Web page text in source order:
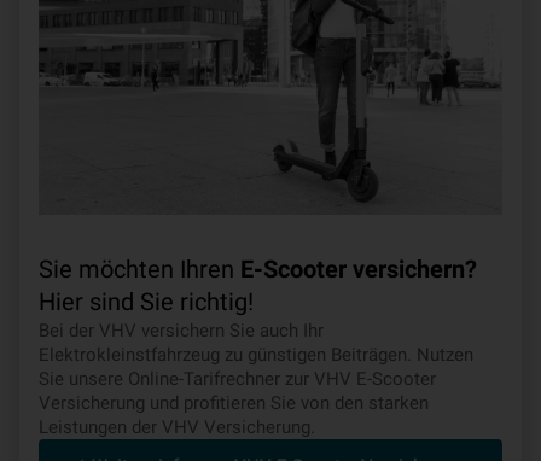
Sie möchten Ihren E-Scooter versichern?
Hier sind Sie richtig!
Bei der VHV versichern Sie auch Ihr
Elektrokleinstfahrzeug zu günstigen Beiträgen. Nutzen
Sie unsere Online-Tarifrechner zur VHV E-Scooter
Versicherung und profitieren Sie von den starken
Leistungen der VHV Versicherung.